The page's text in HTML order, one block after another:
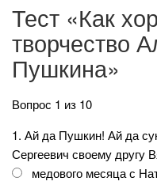
Тест «Как
творчество
Пушкина»
Вопрос 1 из 10
1. Ай да Пушкин! Ай да
Сергеевич своему другу
медового месяца с